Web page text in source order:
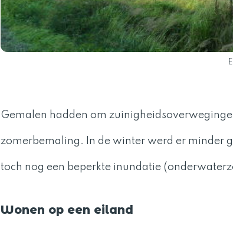
Gemalen hadden om
zomerbemaling. In de winter werd er minder
toch nog een beperkte inundatie
Wonen op een eiland